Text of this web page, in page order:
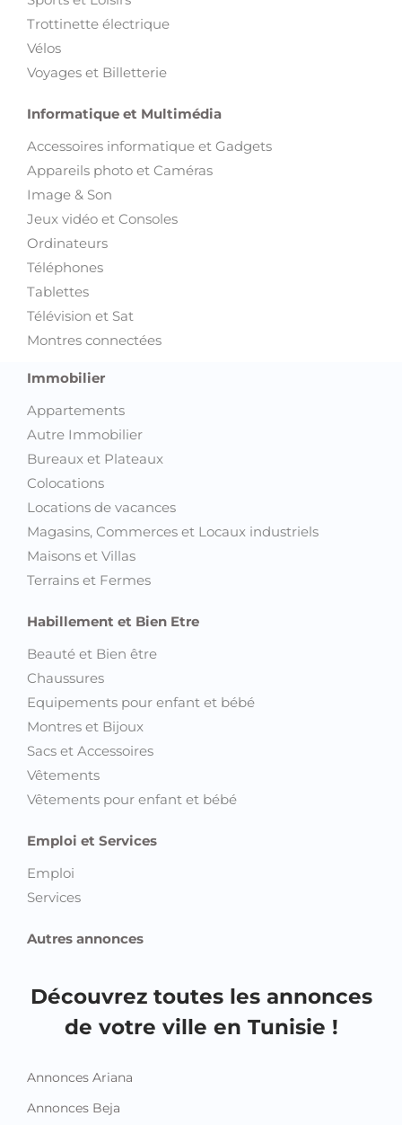
Trottinette électrique
Vélos
Voyages et Billetterie
Informatique et Multimédia
Accessoires informatique et Gadgets
Appareils photo et Caméras
Image & Son
Jeux vidéo et Consoles
Ordinateurs
Téléphones
Tablettes
Télévision et Sat
Montres connectées
Immobilier
Appartements
Autre Immobilier
Bureaux et Plateaux
Colocations
Locations de vacances
Magasins, Commerces et Locaux industriels
Maisons et Villas
Terrains et Fermes
Habillement et Bien Etre
Beauté et Bien être
Chaussures
Equipements pour enfant et bébé
Montres et Bijoux
Sacs et Accessoires
Vêtements
Vêtements pour enfant et bébé
Emploi et Services
Emploi
Services
Autres annonces
Découvrez toutes les annonces
de votre ville en Tunisie !
Annonces Ariana
Annonces Beja